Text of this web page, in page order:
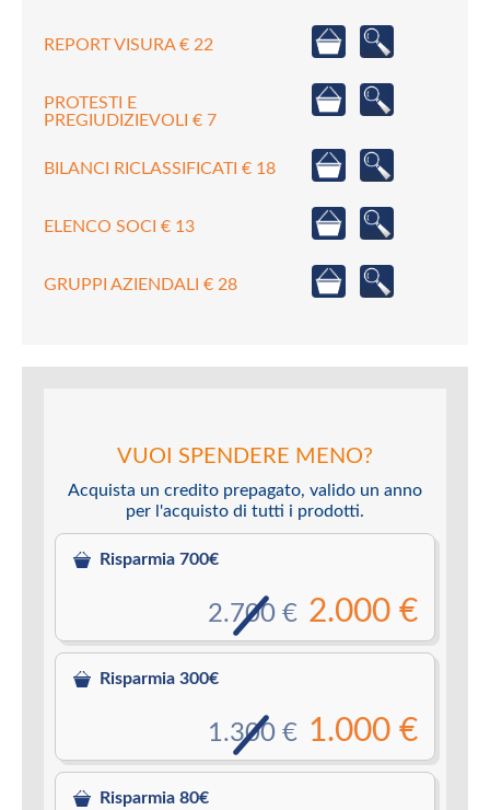
REPORT VISURA € 22
PROTESTI E
PREGIUDIZIEVOLI € 7
BILANCI RICLASSIFICATI € 18
ELENCO SOCI € 13
GRUPPI AZIENDALI € 28
VUOI SPENDERE MENO?
Acquista un credito prepagato, valido un anno
per l'acquisto di tutti i prodotti.
Risparmia 700€
2.000 €
2.700 €
Risparmia 300€
1.000 €
1.300 €
Risparmia 80€